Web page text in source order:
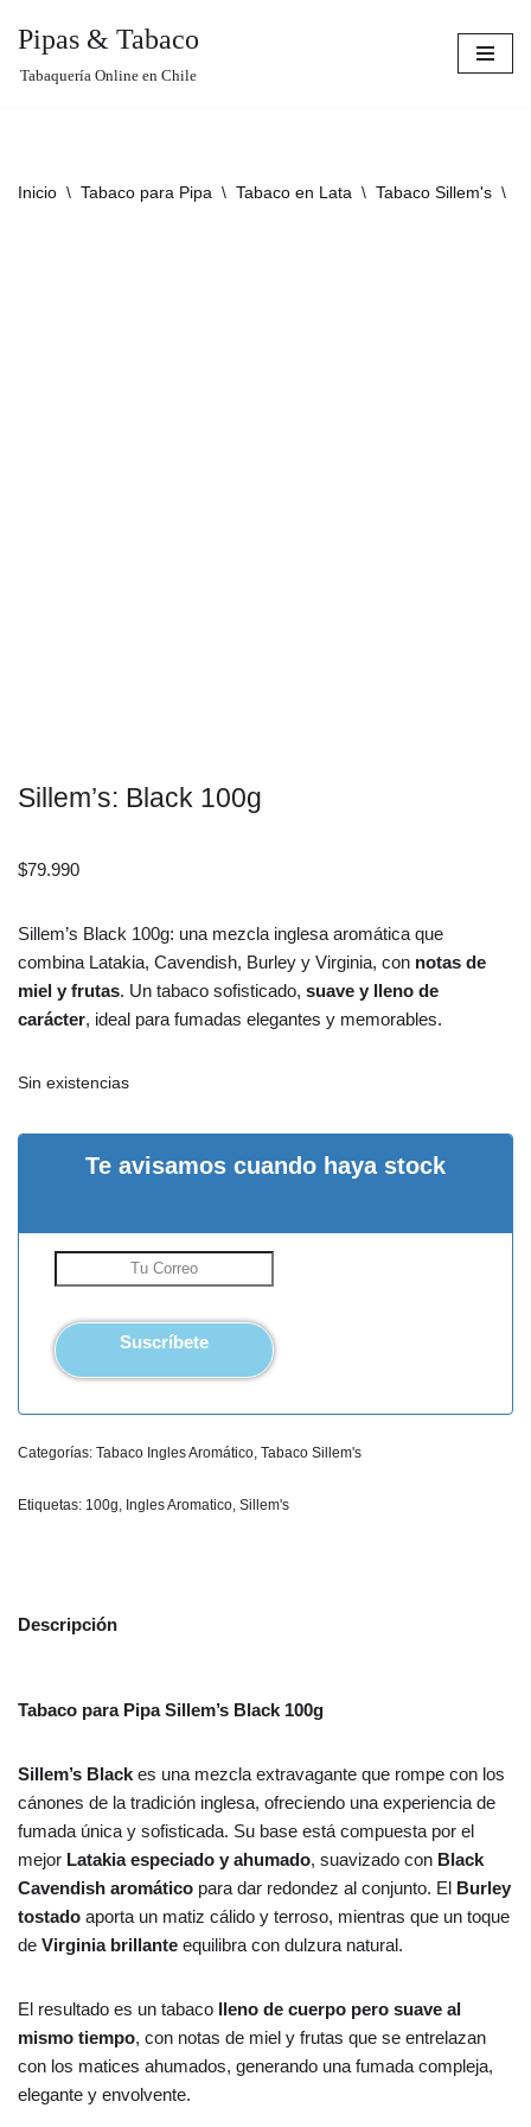
Pipas & Tabaco
Tabaquería Online en Chile
Inicio \ Tabaco para Pipa \ Tabaco en Lata \ Tabaco Sillem's \
Sillem’s: Black 100g
$79.990
Sillem’s Black 100g: una mezcla inglesa aromática que
combina Latakia, Cavendish, Burley y Virginia, con notas de
miel y frutas. Un tabaco sofisticado, suave y lleno de
carácter, ideal para fumadas elegantes y memorables.
Sin existencias
Te avisamos cuando haya stock
Suscríbete
Categorías: Tabaco Ingles Aromático Tabaco Sillem's
Etiquetas: 100g Ingles Aromatico Sillem's
Descripción
Tabaco para Pipa Sillem’s Black 100g
Sillem’s Black es una mezcla extravagante que rompe con los
cánones de la tradición inglesa, ofreciendo una experiencia de
fumada única y sofisticada. Su base está compuesta por el
mejor Latakia especiado y ahumado, suavizado con Black
Cavendish aromático para dar redondez al conjunto. El Burley
tostado aporta un matiz cálido y terroso, mientras que un toque
de Virginia brillante equilibra con dulzura natural.
El resultado es un tabaco lleno de cuerpo pero suave al
mismo tiempo, con notas de miel y frutas que se entrelazan
con los matices ahumados, generando una fumada compleja,
elegante y envolvente.